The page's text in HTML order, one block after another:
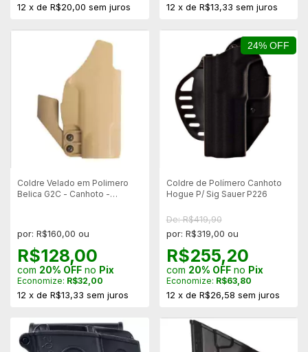
12 x de R$20,00 sem juros 12 x de R$13,33 sem juros
Coldre Velado em Polimero
Belica G2C - Canhoto -
por: R$160,00 ou
R$128,00
com 20% OFF no Pix
Economize: R$32,00
12 x de R$13,33 sem juros
24% OFF
Coldre de Polímero Canhoto
Hogue P/ Sig Sauer P226
De: R$419,90
por: R$319,00 ou
R$255,20
com 20% OFFno Pix
Economize: R$63,80
12 x de R$26,58 sem juros